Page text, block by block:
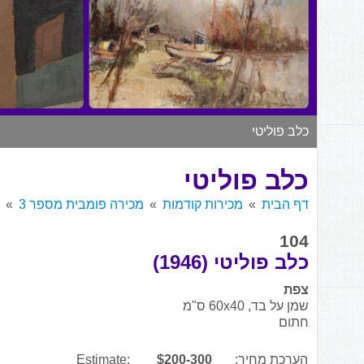
כלב פוליטי
כלב פוליטי
דף הבית מכירות קודמות מכירה פומבית מספר 3
104
כלב פוליטי (1946)
צפת
שמן על בד, 60x40 ס"מ
חתום
הערכת מחיר: $200-300
Estimate: